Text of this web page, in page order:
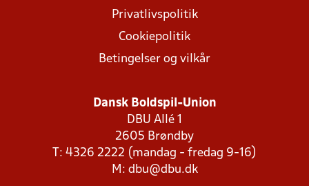
Privatlivspolitik
Cookiepolitik
Betingelser og vilkår
Dansk Boldspil-Union
DBU Allé 1
2605 Brøndby
T: 4326 2222 (mandag - fredag 9-16)
M: dbu@dbu.dk